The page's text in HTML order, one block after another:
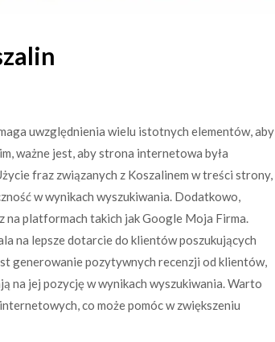
uwzględnienia wielu istotnych elementów, aby
ważne jest, aby strona internetowa była
fraz związanych z Koszalinem w treści strony,
w wynikach wyszukiwania. Dodatkowo,
platformach takich jak Google Moja Firma.
na lepsze dotarcie do klientów poszukujących
generowanie pozytywnych recenzji od klientów,
na jej pozycję w wynikach wyszukiwania. Warto
co może pomóc w zwiększeniu